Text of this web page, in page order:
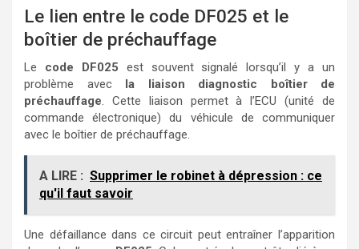
Le lien entre le code DF025 et le
boîtier de préchauffage
Le code DF025 est souvent signalé lorsqu’il y a un
problème avec la liaison diagnostic boîtier de
préchauffage. Cette liaison permet à l’ECU (unité de
commande électronique) du véhicule de communiquer
avec le boîtier de préchauffage.
A LIRE : Supprimer le robinet à dépression : ce
qu'il faut savoir
Une défaillance dans ce circuit peut entraîner l’apparition